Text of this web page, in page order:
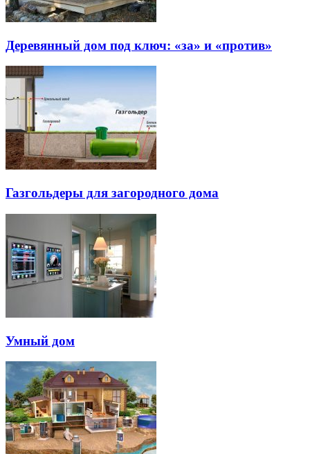
Деревянный дом под ключ: «за» и «против»
Газгольдеры для загородного дома
Умный дом